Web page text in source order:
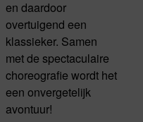
en daardoor
overtuigend een
klassieker. Samen
met de spectaculaire
choreografie wordt het
een onvergetelijk
avontuur!